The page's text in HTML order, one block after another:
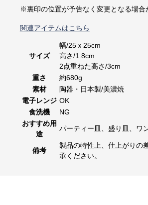
※裏印の位置が予告なく変更となる場合
関連アイテムはこちら
サイズ
幅/25ｘ25cm
高さ/1.8cm
2点重ねた高さ/3cm
重さ
約680g
素材
陶器・日本製/美濃焼
電子レンジ OK
食洗機
NG
おすすめ用
途
パーティー皿、盛り皿、ワ
備考
製品の特性上、仕上がりの
承ください。